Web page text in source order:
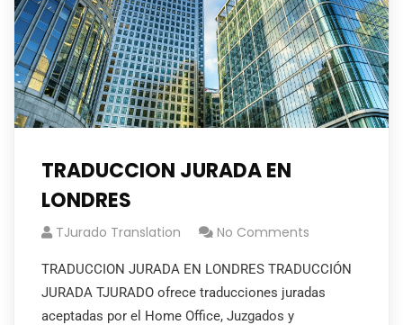
TRADUCCION JURADA EN
LONDRES
TJurado Translation No Comments
TRADUCCION JURADA EN LONDRES TRADUCCIÓN
JURADA TJURADO ofrece traducciones juradas
aceptadas por el Home Office, Juzgados y